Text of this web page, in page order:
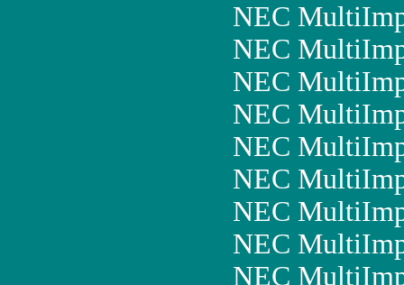
NEC
NEC
NEC
NEC
NEC
NEC
NEC
NEC
NEC